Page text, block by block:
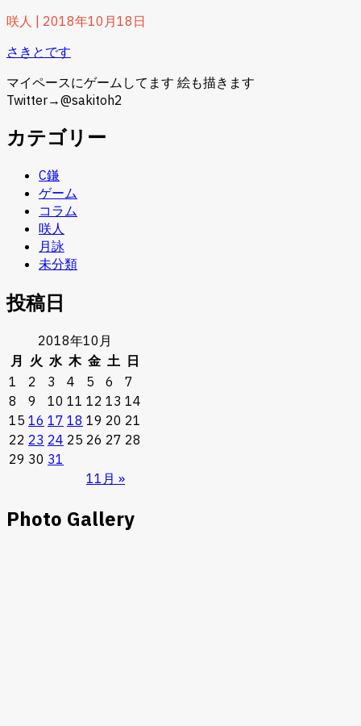
咲人 | 2018年10月18日
さきとです
マイペースにゲームしてます 絵も描きます
Twitter→@sakitoh2
カテゴリー
C鎌
ゲーム
コラム
咲人
月詠
未分類
投稿日
2018年10月
月 火 水 木 金 土 日
11月 »
1 2 3 4 5 6
7
8
9 10 11 12 13 14
15 16 17 18 19 20 21
22 23 24 25 26 27 28
29 30 31
Photo Gallery